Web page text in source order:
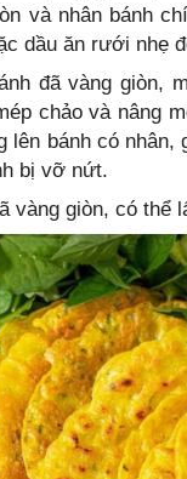
và nhân bánh
dầu ăn rưới nhẹ
đã vàng giòn,
chảo và nâng
lên bánh có
bị vỡ nứt.
vàng giòn, có thể